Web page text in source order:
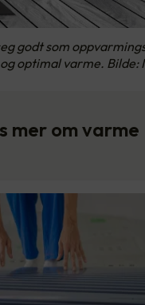
godt som
optimal varme. Bilde:
mer om varme